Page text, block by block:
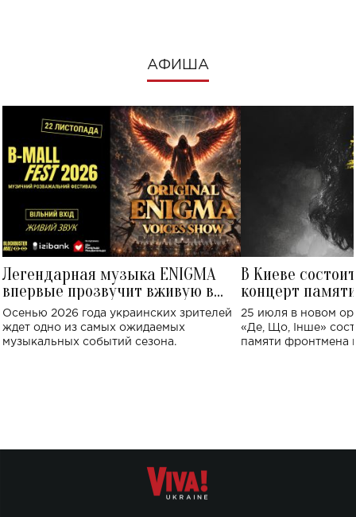
АФИША
Легендарная музыка ENIGMA
впервые прозвучит вживую в
Украине: где состоится концерт
Осенью 2026 года украинских зрителей
ждет одно из самых ожидаемых
музыкальных событий сезона.
В Киеве
концерт
Клименко:
исполнят песни
25 июля в новом
«Де, Що, Інше»
памяти фронтмена